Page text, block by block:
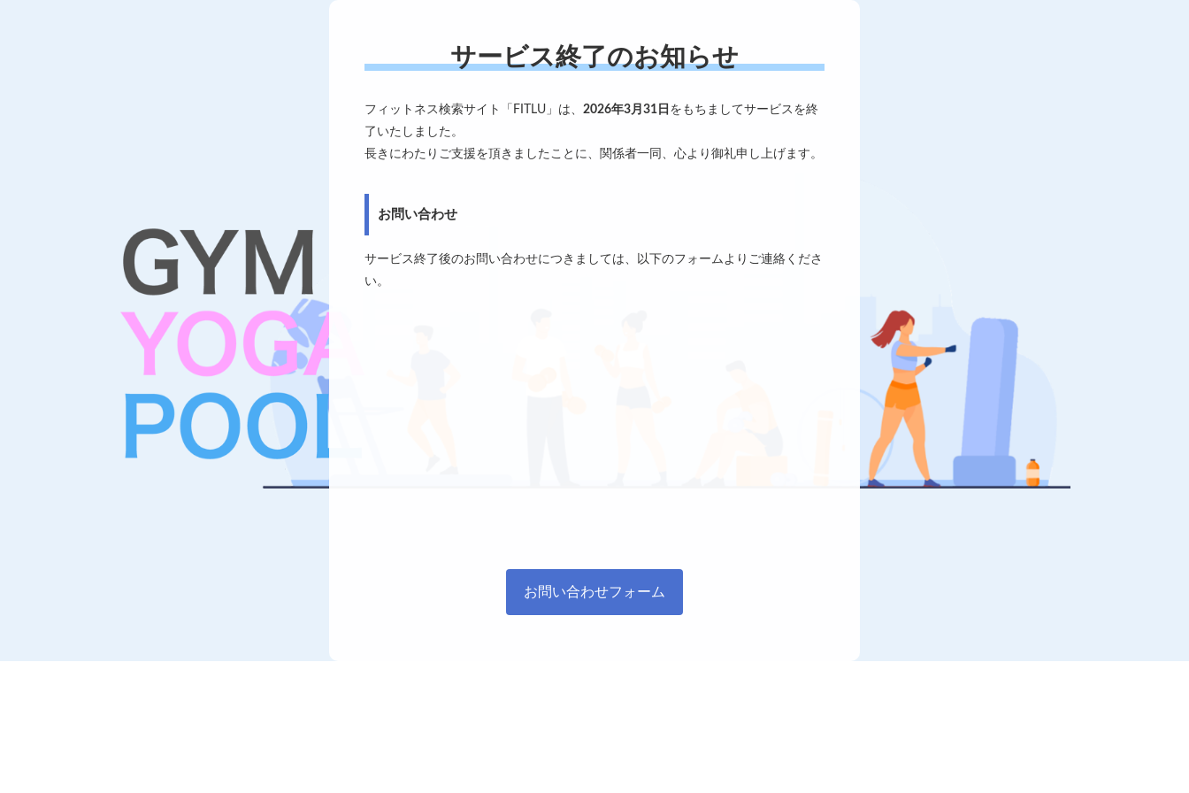
サービス終了のお知らせ
フィットネス検索サイト「FITLU」は、 2026年3月31日 をもちましてサービスを終
了いたしました。
長きにわたりご支援を頂きましたことに、関係者一同、心より御礼申し上げます。
お問い合わせ
サービス終了後のお問い合わせにつきましては、以下のフォームよりご連絡くださ
い。
お問い合わせフォーム